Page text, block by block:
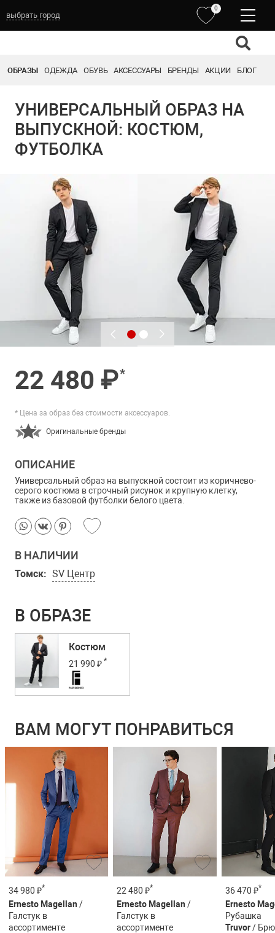
выбрать город
0
ОБРАЗЫ ОДЕЖДА ОБУВЬ АКСЕССУАРЫ БРЕНДЫ АКЦИИ БЛОГ
УНИВЕРСАЛЬНЫЙ ОБРАЗ НА
ВЫПУСКНОЙ: КОСТЮМ,
ФУТБОЛКА
22 480 ₽*
* Цена за образ без стоимости аксессуаров.
Оригинальные бренды
ОПИСАНИЕ
Универсальный образ на выпускной состоит из коричнево-
серого костюма в строчный рисунок и крупную клетку,
также из базовой футболки белого цвета.
В НАЛИЧИИ
Томск: SV Центр
В ОБРАЗЕ
Костюм
21 990 ₽ *
ВАМ МОГУТ ПОНРАВИТЬСЯ
34 980 ₽*
Ernesto Magellan /
Галстук в
ассортименте
22 480 ₽*
Ernesto Magellan /
Галстук в
ассортименте
36 470 ₽*
Ernesto
Рубашка
Truvor/